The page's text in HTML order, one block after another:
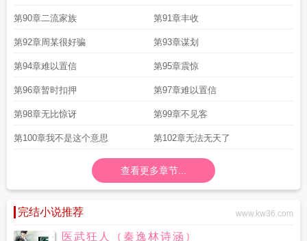
第90章二流家族 第91章丰收
第92章周某很好骗 第93章谋划
第94章难以置信 第95章震惊
第96章暂时扣押 第97章难以置信
第98章无比惊讶 第99章不见客
第100章我不是这个意思 第102章无法无天了
查看更多章节...
完结小说推荐 www.kw36.com
医武狂人（秦逸林诗涵）